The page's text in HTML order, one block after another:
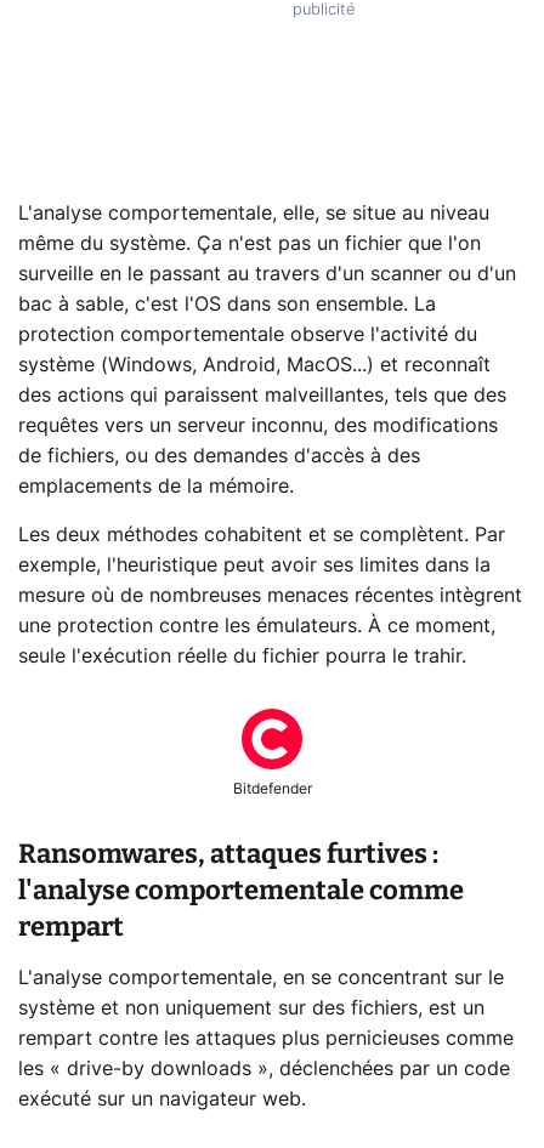
L'analyse comportementale, elle, se situe au niveau
même du système. Ça n'est pas un fichier que l'on
surveille en le passant au travers d'un scanner ou d'un
bac à sable, c'est l'OS dans son ensemble. La
protection comportementale observe l'activité du
système (Windows, Android, MacOS...) et reconnaît
des actions qui paraissent malveillantes, tels que des
requêtes vers un serveur inconnu, des modifications
de fichiers, ou des demandes d'accès à des
emplacements de la mémoire.
Les deux méthodes cohabitent et se complètent. Par
exemple, l'heuristique peut avoir ses limites dans la
mesure où de nombreuses menaces récentes intègrent
une protection contre les émulateurs. À ce moment,
seule l'exécution réelle du fichier pourra le trahir.
Bitdefender
Ransomwares, attaques furtives :
l'analyse comportementale comme
rempart
L'analyse comportementale, en se concentrant sur le
système et non uniquement sur des fichiers, est un
rempart contre les attaques plus pernicieuses comme
les « drive-by downloads », déclenchées par un code
exécuté sur un navigateur web.